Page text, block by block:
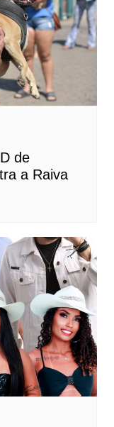
de
a Raiva